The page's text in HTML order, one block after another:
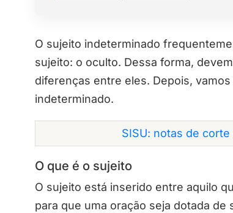
O sujeito indeterminado
sujeito: o oculto. Dessa forma,
diferenças entre eles. Depois,
indeterminado.
SISU: notas de
O que é o sujeito
O sujeito está inserido entre aquilo
para que uma oração seja dotada